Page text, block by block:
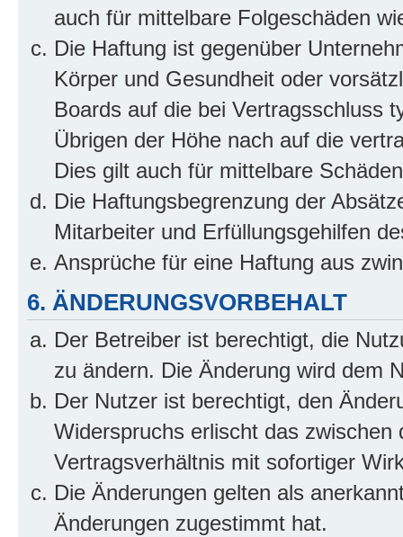
auch für mittelbare Folgeschäden
Die Haftung ist gegenüber
Körper und Gesundheit oder
Boards auf die bei Vertragsschluss
Übrigen der Höhe nach auf die
Dies gilt auch für mittelbare
Die Haftungsbegrenzung der
Mitarbeiter und Erfüllungsgehilfen
Ansprüche für eine Haftung aus
6. ÄNDERUNGSVORBEHALT
Der Betreiber ist berechtigt, die
zu ändern. Die Änderung wird dem
Der Nutzer ist berechtigt, den
Widerspruchs erlischt das
Vertragsverhältnis mit sofortiger
Die Änderungen gelten als
Änderungen zugestimmt hat.